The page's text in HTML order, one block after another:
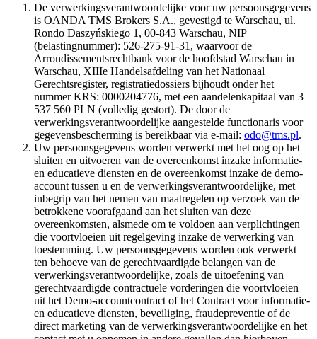
De verwerkingsverantwoordelijke voor uw persoonsgegevens
is OANDA TMS Brokers S.A., gevestigd te Warschau, ul.
Rondo Daszyńskiego 1, 00-843 Warschau, NIP
(belastingnummer): 526-275-91-31, waarvoor de
Arrondissementsrechtbank voor de hoofdstad Warschau in
Warschau, XIIIe Handelsafdeling van het Nationaal
Gerechtsregister, registratiedossiers bijhoudt onder het
nummer KRS: 0000204776, met een aandelenkapitaal van 3
537 560 PLN (volledig gestort). De door de
verwerkingsverantwoordelijke aangestelde functionaris voor
gegevensbescherming is bereikbaar via e-mail: odo@tms.pl.
Uw persoonsgegevens worden verwerkt met het oog op het
sluiten en uitvoeren van de overeenkomst inzake informatie-
en educatieve diensten en de overeenkomst inzake de demo-
account tussen u en de verwerkingsverantwoordelijke, met
inbegrip van het nemen van maatregelen op verzoek van de
betrokkene voorafgaand aan het sluiten van deze
overeenkomsten, alsmede om te voldoen aan verplichtingen
die voortvloeien uit regelgeving inzake de verwerking van
toestemming. Uw persoonsgegevens worden ook verwerkt
ten behoeve van de gerechtvaardigde belangen van de
verwerkingsverantwoordelijke, zoals de uitoefening van
gerechtvaardigde contractuele vorderingen die voortvloeien
uit het Demo-accountcontract of het Contract voor informatie-
en educatieve diensten, beveiliging, fraudepreventie of de
direct marketing van de verwerkingsverantwoordelijke en het